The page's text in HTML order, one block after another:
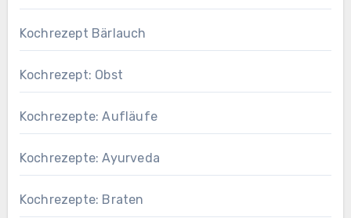
Kochrezept Bärlauch
Kochrezept: Obst
Kochrezepte: Aufläufe
Kochrezepte: Ayurveda
Kochrezepte: Braten